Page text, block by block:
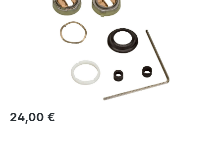
Regulärer Preis:
24,00 €